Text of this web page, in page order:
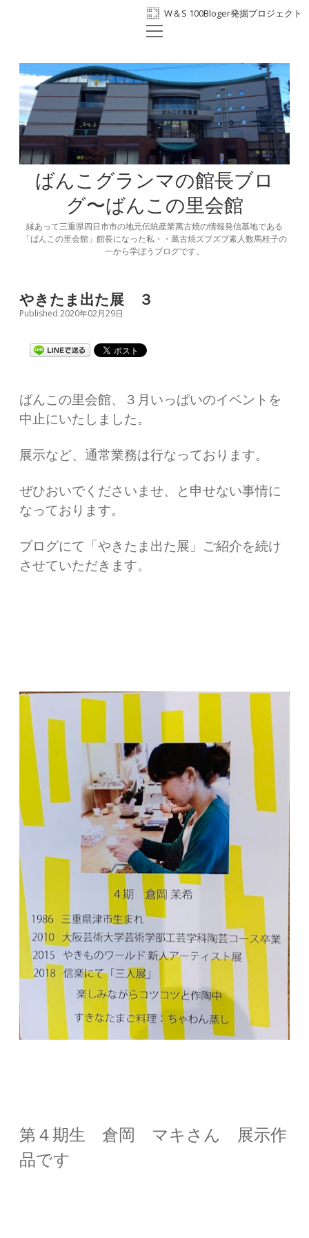
W＆S 100Bloger発掘プロジェクト
ホーム
プロフィール
BANKO300th
ばんこの里会館
facebook
open
ばんこグランマの館長ブロ
グ〜ばんこの里会館
縁あって三重県四日市市の地元伝統産業萬古焼の情報発信基地である
「ばんこの里会館」館長になった私・・萬古焼ズブズブ素人数馬桂子の
一から学ぼうブログです。
やきたま出た展 ３
Published 2020年02月29日
ばんこの里会館、３月いっぱいのイベントを
中止にいたしました。
展示など、通常業務は行なっております。
ぜひおいでくださいませ、と申せない事情に
なっております。
ブログにて「やきたま出た展」ご紹介を続け
させていただきます。
第４期生 倉岡 マキさん 展示作
品です